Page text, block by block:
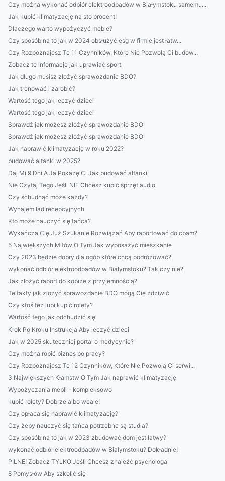
Czy można wykonać odbiór elektroodpadów w Białymstoku samemu...
Jak kupić klimatyzację na sto procent!
Dlaczego warto wypożyczyć meble?
Czy sposób na to jak w 2024 obsłużyć esg w firmie jest łatw...
Czy Rozpoznajesz Te 11 Czynników, Które Nie Pozwolą Ci budow...
Zobacz te informacje jak uprawiać sport
Jak długo musisz złożyć sprawozdanie BDO?
Jak trenować i zarobić?
Wartość tego jak leczyć dzieci
Wartość tego jak leczyć dzieci
Sprawdź jak możesz złożyć sprawozdanie BDO
Sprawdź jak możesz złożyć sprawozdanie BDO
Jak naprawić klimatyzację w roku 2022?
budować altanki w 2025?
Daj Mi 9 Dni A Ja Pokażę Ci Jak budować altanki
Nie Czytaj Tego Jeśli NIE Chcesz kupić sprzęt audio
Czy schudnąć może każdy?
Wynajem lad recepcyjnych
Kto może nauczyć się tańca?
Wykańcza Cię Już Szukanie Rozwiązań Aby raportować do cbam?
5 Największych Mitów O Tym Jak wyposażyć mieszkanie
Czy 2023 będzie dobry dla ogób które chcą podróżować?
wykonać odbiór elektroodpadów w Białymstoku? Tak czy nie?
Jak złożyć raport do kobize z przyjemnością?
Te fakty jak złożyć sprawozdanie BDO mogą Cię zdziwić
Czy ktoś też lubi kupić rolety?
Wartość tego jak odchudzić się
Krok Po Kroku Instrukcja Aby leczyć dzieci
Jak w 2025 skuteczniej portal o medycynie?
Czy można robić biznes po pracy?
Czy Rozpoznajesz Te 12 Czynników, Które Nie Pozwolą Ci serwi...
3 Największych Kłamstw O Tym Jak naprawić klimatyzację
Wypożyczania mebli - kompleksowo
kupić rolety? Dobrze albo wcale!
Czy opłaca się naprawić klimatyzację?
Czy żeby nauczyć się tańca potrzebne są studia?
Czy sposób na to jak w 2023 zbudować dom jest łatwy?
wykonać odbiór elektroodpadów w Białymstoku? Dokładnie!
PILNE! Zobacz TYLKO Jeśli Chcesz znaleźć psychologa
8 Pomysłów Aby szkolić się